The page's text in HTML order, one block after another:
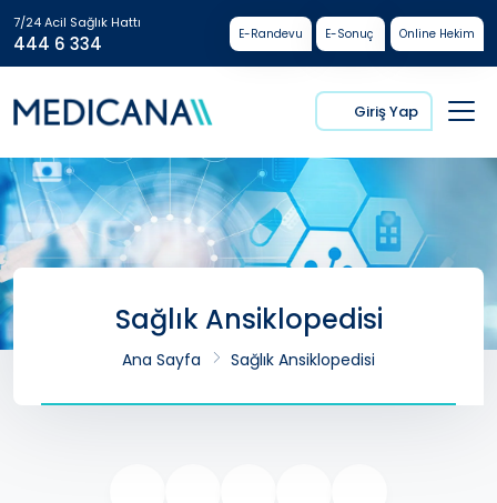
7/24 Acil Sağlık Hattı
444 6 334 E-Randevu E-Sonuç Online Hekim
Giriş Yap
Sağlık Ansiklopedisi
Ana Sayfa Sağlık Ansiklopedisi